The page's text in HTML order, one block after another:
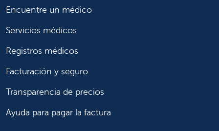
Encuentre un médico
Servicios médicos
Registros médicos
Facturación y seguro
Transparencia de precios
Ayuda para pagar la factura